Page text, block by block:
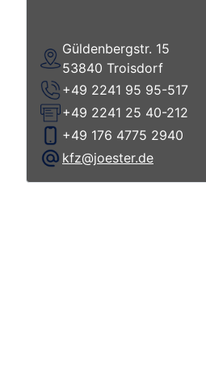
Güldenbergstr. 15
53840 Troisdorf
+49 2241 95 95-517
+49 2241 25 40-212
+49 176 4775 2940
kfz@joester.de